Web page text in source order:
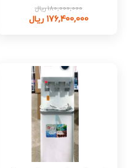
180,000,000 ریال
176,400,000 ریال